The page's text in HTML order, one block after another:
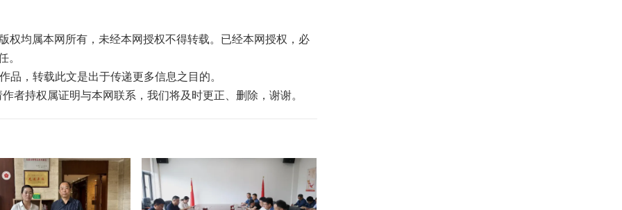
权均属本网所有，未经本网授权不得转载。已经本网授权，必
。
品，转载此文是出于传递更多信息之目的。
者持权属证明与本网联系，我们将及时更正、删除，谢谢。